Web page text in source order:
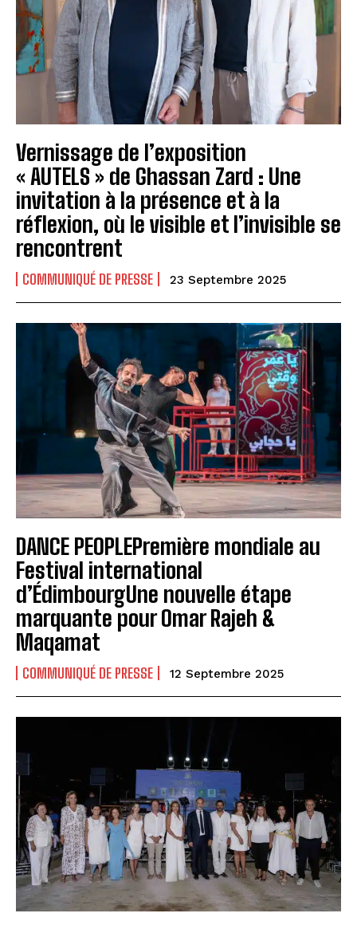
Vernissage de l’exposition
« AUTELS » de Ghassan Zard : Une
invitation à la présence et à la
réflexion, où le visible et l’invisible se
rencontrent
COMMUNIQUÉ DE PRESSE 23 Septembre 2025
DANCE PEOPLEPremière mondiale au
Festival international
d’ÉdimbourgUne nouvelle étape
marquante pour Omar Rajeh &
Maqamat
COMMUNIQUÉ DE PRESSE 12 Septembre 2025